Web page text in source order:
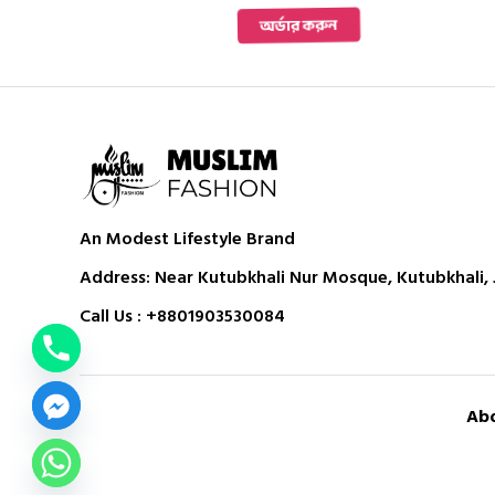
was:
1,550 ৳ .
is:
1,250 ৳ .
অর্ডার করুন
An Modest Lifestyle Brand
Address: Near Kutubkhali Nur Mosque, Kutubkhali,
Call Us : +8801903530084